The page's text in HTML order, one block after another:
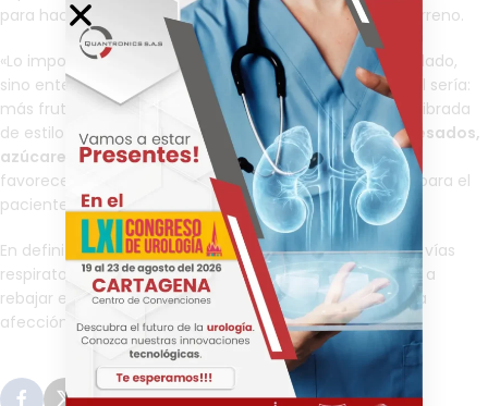
para hacer recomendaciones clínicas firmes en ese terreno.
«Lo importante, por tanto, no es buscar un alimento aislado,
sino entender el conjunto. En la práctica, el mensaje útil sería:
más frutas y verduras cada día, una alimentación equilibrada
de estilo mediterráneo y menos productos ultraprocesados,
azúcares añadidos y grasas saturadas, que pueden
favorecer un entorno inflamatorio menos beneficioso para el
paciente asmático», resume.
En definitiva, el asma es un proceso inflamatorio de las vías
respiratorias, por lo tanto, ingerir alimentos que ayuden a
rebajar este proceso es muy beneficioso para reducir la
afección de los síntomas.